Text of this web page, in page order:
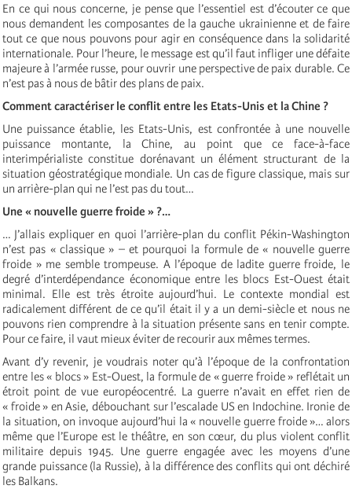
En ce qui nous concerne, je pense que l’essentiel est d’écouter ce que
nous demandent les composantes de la gauche ukrainienne et de faire
tout ce que nous pouvons pour agir en conséquence dans la solidarité
internationale. Pour l’heure, le message est qu’il faut infliger une défaite
majeure à l’armée russe, pour ouvrir une perspective de paix durable. Ce
n’est pas à nous de bâtir des plans de paix.
Comment caractériser le conflit entre les Etats-Unis et la Chine ?
Une puissance établie, les Etats-Unis, est confrontée à une nouvelle
puissance montante, la Chine, au point que ce face-à-face
interimpérialiste constitue dorénavant un élément structurant de la
situation géostratégique mondiale. Un cas de figure classique, mais sur
un arrière-plan qui ne l’est pas du tout…
Une « nouvelle guerre froide » ?…
… J’allais expliquer en quoi l’arrière-plan du conflit Pékin-Washington
n’est pas « classique » – et pourquoi la formule de « nouvelle guerre
froide » me semble trompeuse. A l’époque de ladite guerre froide, le
degré d’interdépendance économique entre les blocs Est-Ouest était
minimal. Elle est très étroite aujourd’hui. Le contexte mondial est
radicalement différent de ce qu’il était il y a un demi-siècle et nous ne
pouvons rien comprendre à la situation présente sans en tenir compte.
Pour ce faire, il vaut mieux éviter de recourir aux mêmes termes.
Avant d’y revenir, je voudrais noter qu’à l’époque de la confrontation
entre les « blocs » Est-Ouest, la formule de « guerre froide » reflétait un
étroit point de vue européocentré. La guerre n’avait en effet rien de
« froide » en Asie, débouchant sur l’escalade US en Indochine. Ironie de
la situation, on invoque aujourd’hui la « nouvelle guerre froide »… alors
même que l’Europe est le théâtre, en son cœur, du plus violent conflit
militaire depuis 1945. Une guerre engagée avec les moyens d’une
grande puissance (la Russie), à la différence des conflits qui ont déchiré
les Balkans.